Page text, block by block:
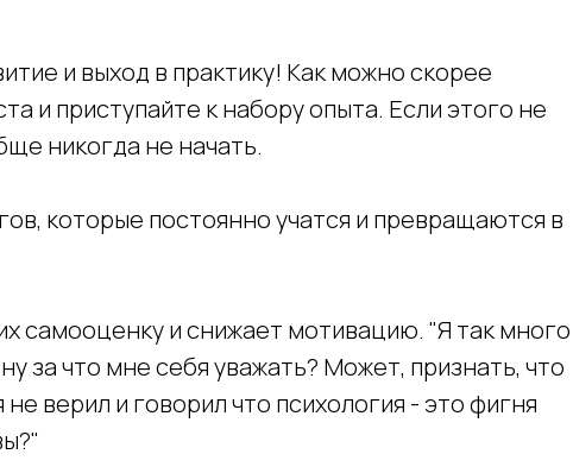
и выход в практику! Как можно скорее
и приступайте к набору опыта. Если этого не
никогда не начать.
которые постоянно учатся и превращаются в
самооценку и снижает мотивацию. "Я так много
за что мне себя уважать? Может, признать, что
верил и говорил что психология - это фигня